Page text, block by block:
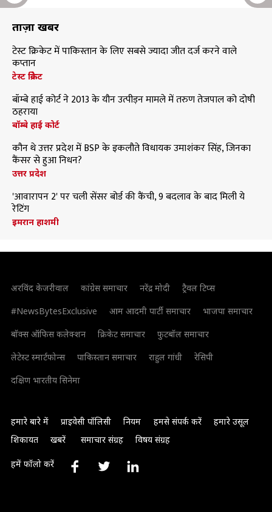
ताज़ा खबरें
टेस्ट क्रिकेट में पाकिस्तान के लिए सबसे ज्यादा जीत दर्ज करने वाले
कप्तान
टेस्ट क्रिकेट
बॉम्बे हाई कोर्ट ने 2013 के यौन उत्पीड़न मामले में तरुण तेजपाल को दोषी
ठहराया
बॉम्बे हाई कोर्ट
कौन थे उत्तर प्रदेश में BSP के इकलौते विधायक उमाशंकर सिंह, जिनका
कैंसर से हुआ निधन?
उत्तर प्रदेश
'आवारापन 2' पर चली सेंसर बोर्ड की कैंची, 9 बदलाव के बाद मिली ये
रेटिंग
इमरान हाशमी
अरविंद केजरीवाल कांग्रेस समाचार नरेंद्र मोदी
ट्रैवल टिप्स
#NewsBytesExclusive
आम आदमी पार्टी समाचार
भाजपा समाचार
बॉक्स ऑफिस कलेक्शन
क्रिकेट समाचार
फुटबॉल समाचार
लेटेस्ट स्मार्टफोन्स
पाकिस्तान समाचार राहुल गांधी
रेसिपी
दक्षिण भारतीय सिनेमा
हमारे बारे में प्राइवेसी पॉलिसी नियम हमसे संपर्क करें
हमारे उसूल
शिकायत
खबरें समाचार संग्रह विषय संग्रह
हमें फॉलो करें